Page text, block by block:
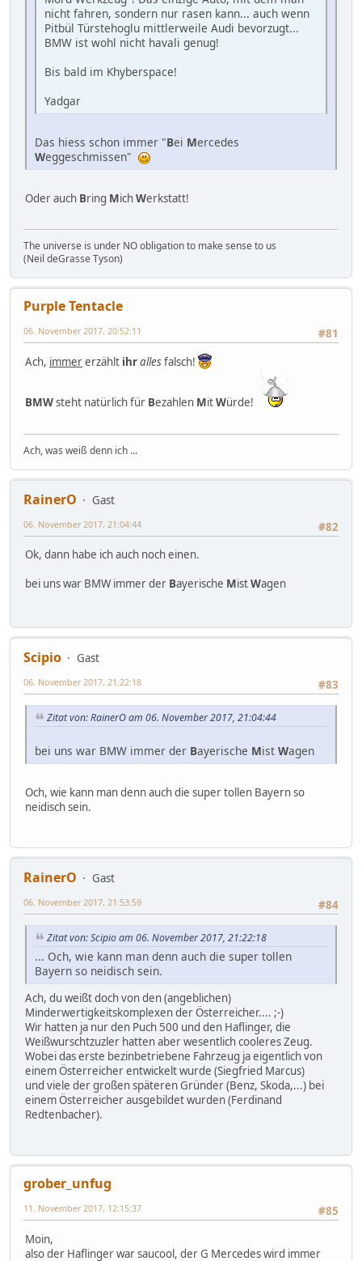
nicht fahren, sondern nur rasen kann... auch wenn
Pitbül Türstehoglu mittlerweile Audi bevorzugt...
BMW ist wohl nicht havali genug!
Bis bald im Khyberspace!
Yadgar
Das hiess schon immer "Bei Mercedes
Weggeschmissen"
Oder auch Bring MichWerkstatt!
The universe is under NO obligation to make sense to us
(Neil deGrasse Tyson)
Purple Tentacle
#81
06. November 2017, 20:52:11
Ach, immererzählt ihrallesfalsch!
BMWsteht natürlich für Bezahlen MitWürde!
Ach, was weiß denn ich ...
RainerO
Gast
#82
06. November 2017, 21:04:44
Ok, dann habe ich auch noch einen.
bei uns war BMW immer der Bayerische MistWagen
Scipio
Gast
#83
06. November 2017, 21:22:18
Zitat von: RainerO am 06. November 2017, 21:04:44
bei uns war BMW immer der Bayerische Mist Wagen
Och, wie kann man denn auch die super tollen Bayern so
neidisch sein.
RainerO
Gast
#84
06. November 2017, 21:53:59
Zitat von: Scipio am 06. November 2017, 21:22:18
... Och, wie kann man denn auch die super tollen
Bayern so neidisch sein.
Ach, du weißt doch von den (angeblichen)
Minderwertigkeitskomplexen der Österreicher.... ;-)
Wir hatten ja nur den Puch 500 und den Haflinger, die
Weißwurschtzuzler hatten aber wesentlich cooleres Zeug.
Wobei das erste bezinbetriebene Fahrzeug ja eigentlich von
einem Österreicher entwickelt wurde (Siegfried Marcus)
und viele der großen späteren Gründer (Benz, Skoda,...) bei
einem Österreicher ausgebildet wurden (Ferdinand
Redtenbacher).
grober_unfug
#85
11. November 2017, 12:15:37
Moin,
also der Haflinger war saucool, der G Mercedes wird immer